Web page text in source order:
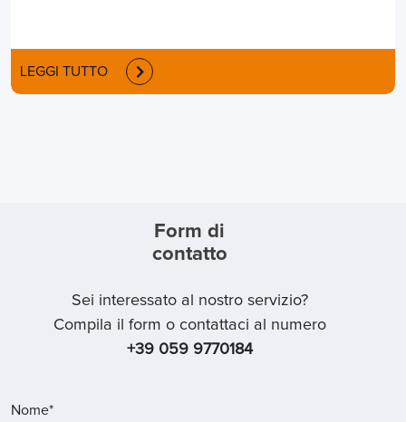
LEGGI TUTTO
Form di
contatto
Sei interessato al nostro servizio?
Compila il form o contattaci al numero
+39 059 9770184
Nome*